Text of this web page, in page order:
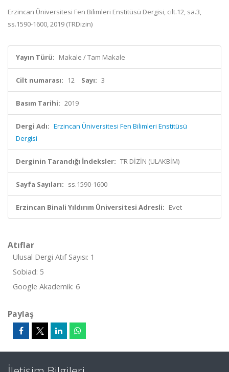
Erzincan Üniversitesi Fen Bilimleri Enstitüsü Dergisi, cilt.12, sa.3,
ss.1590-1600, 2019 (TRDizin)
Yayın Türü: Makale / Tam Makale
Cilt numarası: 12 Sayı: 3
Basım Tarihi: 2019
Dergi Adı: Erzincan Üniversitesi Fen Bilimleri Enstitüsü
Dergisi
Derginin Tarandığı İndeksler: TR DİZİN (ULAKBİM)
Sayfa Sayıları: ss.1590-1600
Erzincan Binali Yıldırım Üniversitesi Adresli: Evet
Atıflar
Ulusal Dergi Atıf Sayısı: 1
Sobiad: 5
Google Akademik: 6
Paylaş